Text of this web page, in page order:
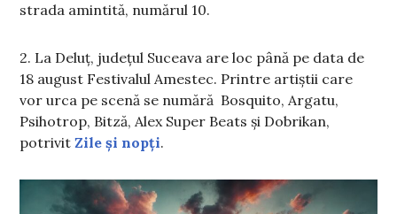
strada amintită, numărul 10.
2. La Deluț, județul Suceava are loc până pe data de
18 august Festivalul Amestec. Printre artiștii care
vor urca pe scenă se numără Bosquito, Argatu,
Psihotrop, Bitză, Alex Super Beats și Dobrikan,
potrivitZile și nopți.